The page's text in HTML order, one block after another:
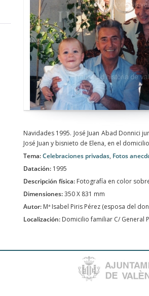
Navidades 1995. José Juan Abad Donnici
José Juan y bisnieto de Elena, en el
Tema:Celebraciones privadas, Fotos
Datación: 1995
Descripción física: Fotografía en color
Dimensiones:350 X 831 mm
Autor: Mª Isabel Piris Pérez (esposa del
Localización: Domicilio familiar C/ General